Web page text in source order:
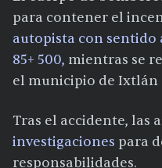
para contener el
autopista con sentido
85+ 500, mientras se
el municipio de Ixtlán
Tras el accidente, las
investigaciones para
responsabilidades.